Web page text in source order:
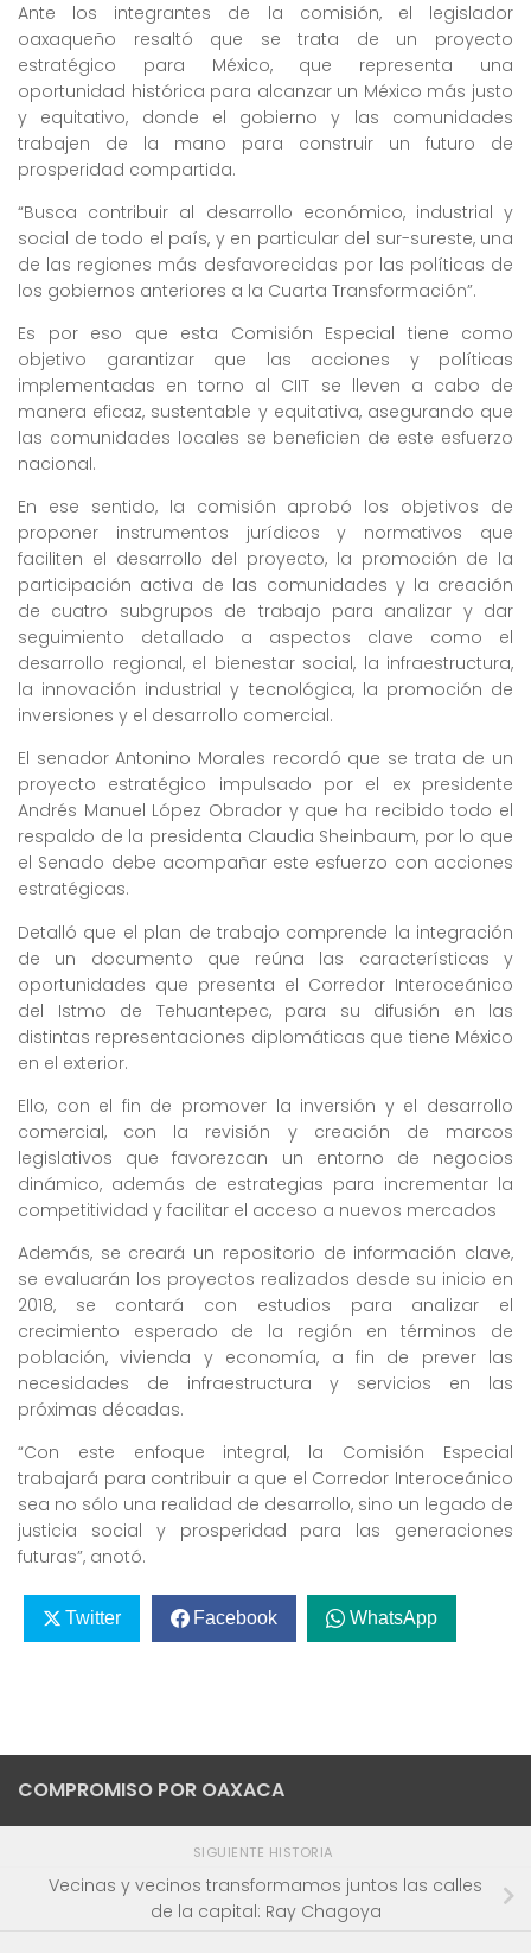
Ante los integrantes de la comisión, el legislador
oaxaqueño resaltó que se trata de un proyecto
estratégico para México, que representa una
oportunidad histórica para alcanzar un México más justo
y equitativo, donde el gobierno y las comunidades
trabajen de la mano para construir un futuro de
prosperidad compartida.
“Busca contribuir al desarrollo económico, industrial y
social de todo el país, y en particular del sur-sureste, una
de las regiones más desfavorecidas por las políticas de
los gobiernos anteriores a la Cuarta Transformación”.
Es por eso que esta Comisión Especial tiene como
objetivo garantizar que las acciones y políticas
implementadas en torno al CIIT se lleven a cabo de
manera eficaz, sustentable y equitativa, asegurando que
las comunidades locales se beneficien de este esfuerzo
nacional.
En ese sentido, la comisión aprobó los objetivos de
proponer instrumentos jurídicos y normativos que
faciliten el desarrollo del proyecto, la promoción de la
participación activa de las comunidades y la creación
de cuatro subgrupos de trabajo para analizar y dar
seguimiento detallado a aspectos clave como el
desarrollo regional, el bienestar social, la infraestructura,
la innovación industrial y tecnológica, la promoción de
inversiones y el desarrollo comercial.
El senador Antonino Morales recordó que se trata de un
proyecto estratégico impulsado por el ex presidente
Andrés Manuel López Obrador y que ha recibido todo el
respaldo de la presidenta Claudia Sheinbaum, por lo que
el Senado debe acompañar este esfuerzo con acciones
estratégicas.
Detalló que el plan de trabajo comprende la integración
de un documento que reúna las características y
oportunidades que presenta el Corredor Interoceánico
del Istmo de Tehuantepec, para su difusión en las
distintas representaciones diplomáticas que tiene México
en el exterior.
Ello, con el fin de promover la inversión y el desarrollo
comercial, con la revisión y creación de marcos
legislativos que favorezcan un entorno de negocios
dinámico, además de estrategias para incrementar la
competitividad y facilitar el acceso a nuevos mercados
Además, se creará un repositorio de información clave,
se evaluarán los proyectos realizados desde su inicio en
2018, se contará con estudios para analizar el
crecimiento esperado de la región en términos de
población, vivienda y economía, a fin de prever las
necesidades de infraestructura y servicios en las
próximas décadas.
“Con este enfoque integral, la Comisión Especial
trabajará para contribuir a que el Corredor Interoceánico
sea no sólo una realidad de desarrollo, sino un legado de
justicia social y prosperidad para las generaciones
futuras”, anotó.
Twitter Facebook WhatsApp
COMPROMISO POR OAXACA
SIGUIENTE HISTORIA
Vecinas y vecinos transformamos juntos las calles
de la capital: Ray Chagoya